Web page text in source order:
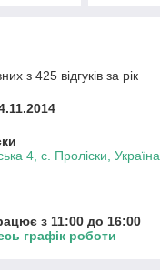
з 425 відгуків за рік
4, с. Проліски, Україна
з 11:00 до 16:00
графік роботи